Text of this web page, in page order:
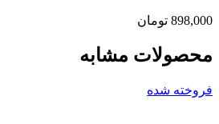
898,000 تومان
محصولات مشابه
فروخته شده